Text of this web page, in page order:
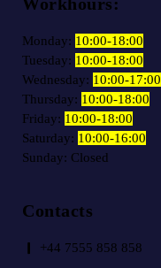
Monday: 10:00-18:00
Tuesday: 10:00-18:00
Wednesday: 10:00-17:00
Thursday: 10:00-18:00
Friday: 10:00-18:00
Saturday: 10:00-16:00
Sunday: Closed
Contacts
+44 7555 858 858